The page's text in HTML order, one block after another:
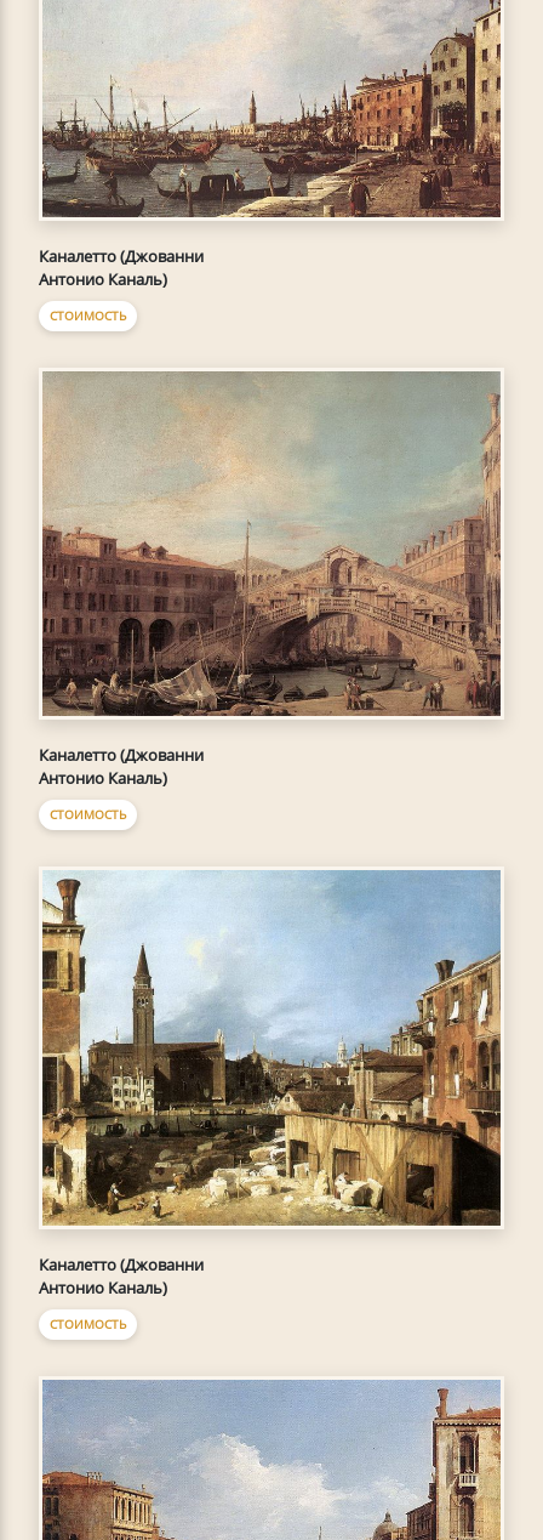
Каналетто (Джованни
Антонио Каналь)
СТОИМОСТЬ
Каналетто (Джованни
Антонио Каналь)
СТОИМОСТЬ
Каналетто (Джованни
Антонио Каналь)
СТОИМОСТЬ